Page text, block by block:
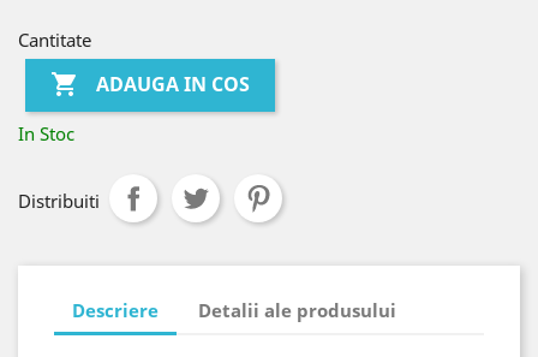
Cantitate
 ADAUGA IN COS
In Stoc
Distribuiti
Descriere Detalii ale produsului